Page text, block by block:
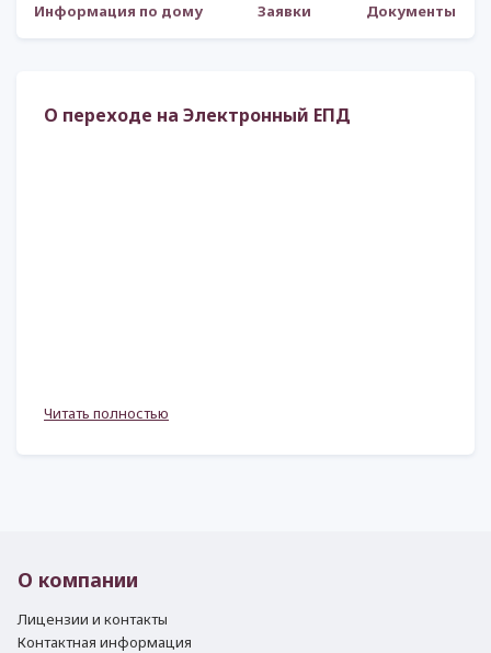
Информация по дому Заявки Документы
О переходе на Электронный ЕПД
Читать полностью
О компании
Лицензии и контакты
Контактная информация